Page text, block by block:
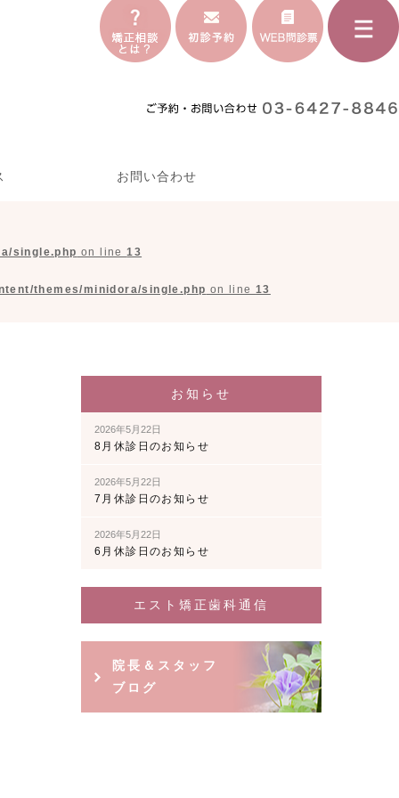
お問い合わせ
single.php on line13
themes/minidora/single.php on line13
お知らせ
2026年5月22日
8月休診日のお知らせ
2026年5月22日
7月休診日のお知らせ
2026年5月22日
6月休診日のお知らせ
エスト矯正歯科通信
院長＆スタッフ
ブログ